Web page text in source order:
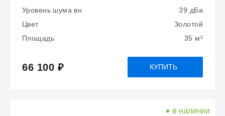
Уровень шума вн
39 дБа
Цвет
Золотой
Площадь
35 м²
66 100 ₽ КУПИТЬ
в наличии